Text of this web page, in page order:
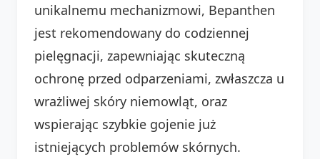
unikalnemu mechanizmowi, Bepanthen
jest rekomendowany do codziennej
pielęgnacji, zapewniając skuteczną
ochronę przed odparzeniami, zwłaszcza u
wrażliwej skóry niemowląt, oraz
wspierając szybkie gojenie już
istniejących problemów skórnych.